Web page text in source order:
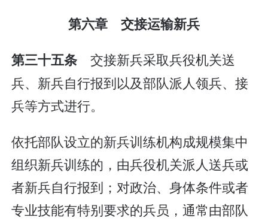
第六章 交接运输新兵
第三十五条 交接新兵采取兵役机关送
兵、新兵自行报到以及部队派人领兵、接
兵等方式进行。
依托部队设立的新兵训练机构成规模集中
组织新兵训练的，由兵役机关派人送兵或
者新兵自行报到；对政治、身体条件或者
专业技能有特别要求的兵员，通常由部队